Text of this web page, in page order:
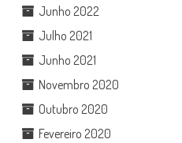
Junho 2022
Julho 2021
Junho 2021
Novembro 2020
Outubro 2020
Fevereiro 2020